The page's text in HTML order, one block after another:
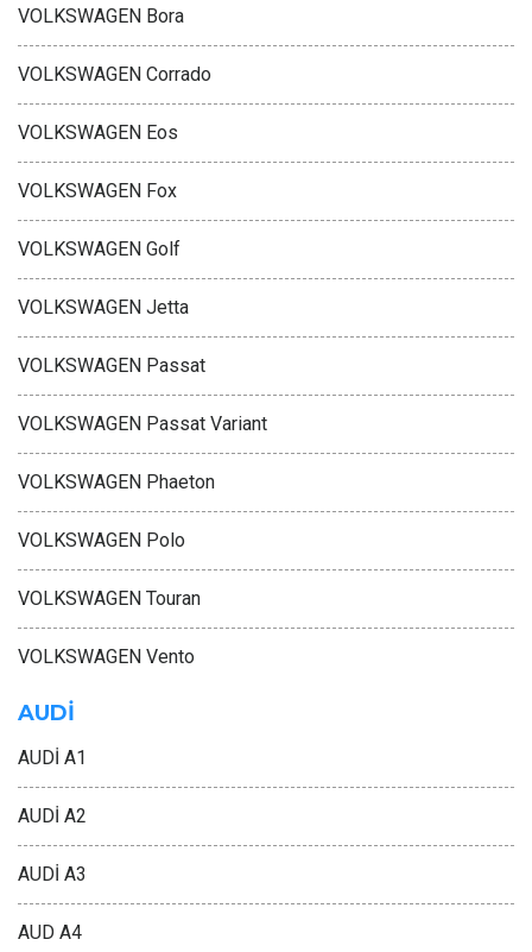
VOLKSWAGEN Bora
VOLKSWAGEN Corrado
VOLKSWAGEN Eos
VOLKSWAGEN Fox
VOLKSWAGEN Golf
VOLKSWAGEN Jetta
VOLKSWAGEN Passat
VOLKSWAGEN Passat Variant
VOLKSWAGEN Phaeton
VOLKSWAGEN Polo
VOLKSWAGEN Touran
VOLKSWAGEN Vento
AUDİ
AUDİ A1
AUDİ A2
AUDİ A3
AUD A4